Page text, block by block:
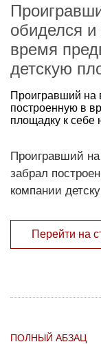
обиделся
время
детскую
Проигравший на
построенную в
площадку к себе
Проигравший
забрал
компании
Перейти на
ПОЛНЫЙ АБЗАЦ